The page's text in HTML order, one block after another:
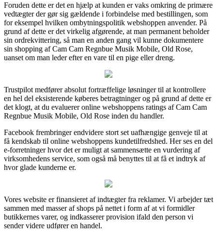
Foruden dette er det en hjælp at kunden er vaks omkring de primære
vedtægter der gør sig gældende i forbindelse med bestillingen, som
for eksempel hvilken ombytningspolitik webshoppen anvender. På
grund af dette er det virkelig afgørende, at man permanent beholder
sin ordrekvittering, så man en anden gang vil kunne dokumentere
sin shopping af Cam Cam Regnbue Musik Mobile, Old Rose,
uanset om man leder efter en vare til en pige eller dreng.
Trustpilot medfører absolut fortræffelige løsninger til at kontrollere
en hel del eksisterende køberes betragtninger og på grund af dette er
det klogt, at du evaluerer online webshoppens ratings af Cam Cam
Regnbue Musik Mobile, Old Rose inden du handler.
Facebook frembringer endvidere stort set uafhængige genveje til at
få kendskab til online webshoppens kundetilfredshed. Her ses en del
e-forretninger hvor det er muligt at sammensætte en vurdering af
virksomhedens service, som også må benyttes til at få et indtryk af
hvor glade kunderne er.
Vores website er finansieret af indtægter fra reklamer. Vi arbejder tæt
sammen med masser af shops på nettet i form af at vi formidler
butikkernes varer, og indkasserer provision ifald den person vi
sender videre udfører en handel.